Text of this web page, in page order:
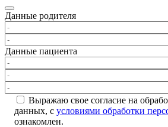
Данные родителя
Данные пациента
Выражаю свое согласие на
данных, с условиями обработки
ознакомлен.